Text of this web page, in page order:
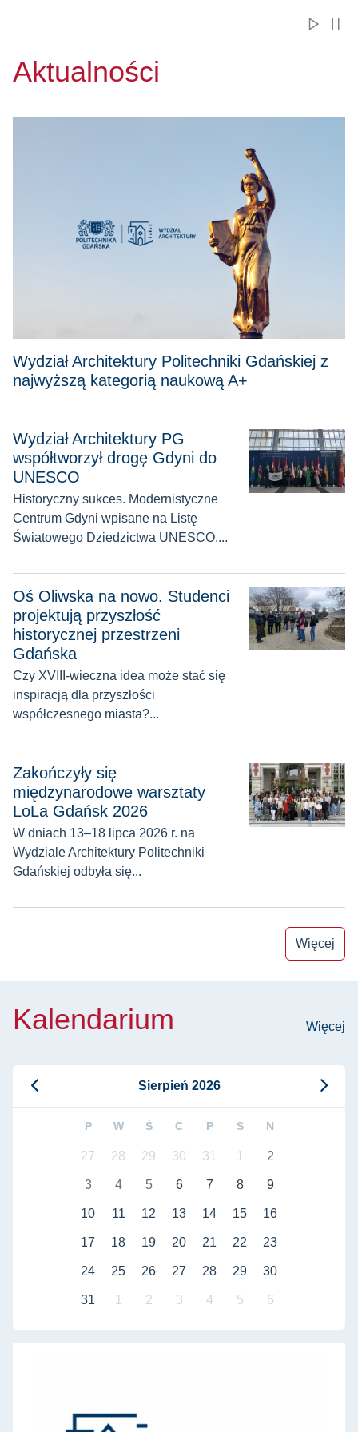
Aktualności
Wydział Architektury Politechniki Gdańskiej z
najwyższą kategorią naukową A+
Wydział Architektury PG współtworzył drogę Gdyni do
Wydział Architektury PG
współtworzył drogę Gdyni do
UNESCO
Historyczny sukces. Modernistyczne
Centrum Gdyni wpisane na Listę
Światowego Dziedzictwa UNESCO....
Oś Oliwska na nowo. Studenci
projektują przyszłość
historycznej przestrzeni
Gdańska
Czy XVIII-wieczna idea może stać się
inspiracją dla przyszłości
współczesnego miasta?...
Zakończyły się
międzynarodowe warsztaty
LoLa Gdańsk 2026
W dniach 13–18 lipca 2026 r. na
Wydziale Architektury Politechniki
Gdańskiej odbyła się...
Więcej
Kalendarium Więcej
Sierpień 2026
P W Ś C P S N
27 28 29 30 31 1 2
3 4 5 6 7 8 9
10 11 12 13 14 15 16
17 18 19 20 21 22 23
24 25 26 27 28 29 30
31 1 2 3 4 5 6